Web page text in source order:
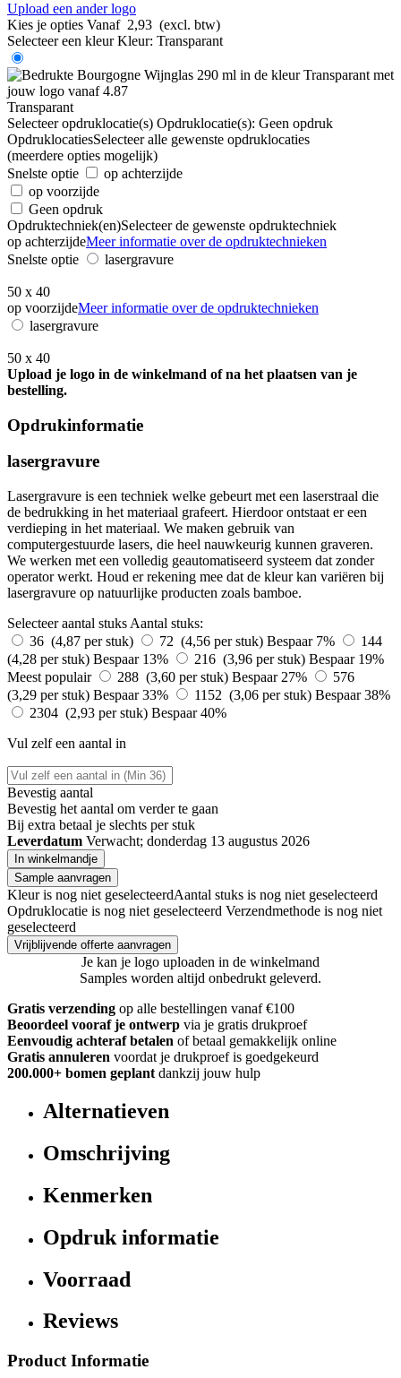
Upload een ander logo
Kies je opties Vanaf 2,93 (excl. btw)
Selecteer een kleur Kleur: Transparant
Transparant
Selecteer opdruklocatie(s) Opdruklocatie(s): Geen opdruk
OpdruklocatiesSelecteer alle gewenste opdruklocaties
(meerdere opties mogelijk)
Snelste optie
op achterzijde
op voorzijde
Geen opdruk
Opdruktechniek(en)Selecteer de gewenste opdruktechniek
op achterzijdeMeer informatie over de opdruktechnieken
Snelste optie
lasergravure
50 x 40
op voorzijdeMeer informatie over de opdruktechnieken
lasergravure
50 x 40
Upload je logo in de winkelmand of na het plaatsen van je
bestelling.
Opdrukinformatie
lasergravure
Lasergravure is een techniek welke gebeurt met een laserstraal die
de bedrukking in het materiaal grafeert. Hierdoor ontstaat er een
verdieping in het materiaal. We maken gebruik van
computergestuurde lasers, die heel nauwkeurig kunnen graveren.
We werken met een volledig geautomatiseerd systeem dat zonder
operator werkt. Houd er rekening mee dat de kleur kan variëren bij
lasergravure op natuurlijke producten zoals bamboe.
Selecteer aantal stuks Aantal stuks:
36 (4,87 per stuk)
72 (4,56 per stuk) Bespaar 7%
144
(4,28 per stuk) Bespaar 13% 216 (3,96 per stuk) Bespaar 19%
Meest populair
288 (3,60 per stuk) Bespaar 27%
576
(3,29 per stuk) Bespaar 33% 1152 (3,06 per stuk) Bespaar 38%
2304 (2,93 per stuk) Bespaar 40%
Vul zelf een aantal in
Bevestig aantal
Bevestig het aantal om verder te gaan
Bij extra betaal je slechts per stuk
Leverdatum Verwacht; donderdag 13 augustus 2026
In winkelmandje
Sample aanvragen
Kleur is nog niet geselecteerdAantal stuks is nog niet geselecteerd
Opdruklocatie is nog niet geselecteerd Verzendmethode is nog niet
geselecteerd
Vrijblijvende offerte aanvragen
Je kan je logo uploaden in de winkelmand
Samples worden altijd onbedrukt geleverd.
Gratis verzending op alle bestellingen vanaf €100
Beoordeel vooraf je ontwerp via je gratis drukproef
Eenvoudig achteraf betalen of betaal gemakkelijk online
Gratis annuleren voordat je drukproef is goedgekeurd
200.000+ bomen geplant dankzij jouw hulp
Alternatieven
Omschrijving
Kenmerken
Opdruk informatie
Voorraad
Reviews
Product Informatie